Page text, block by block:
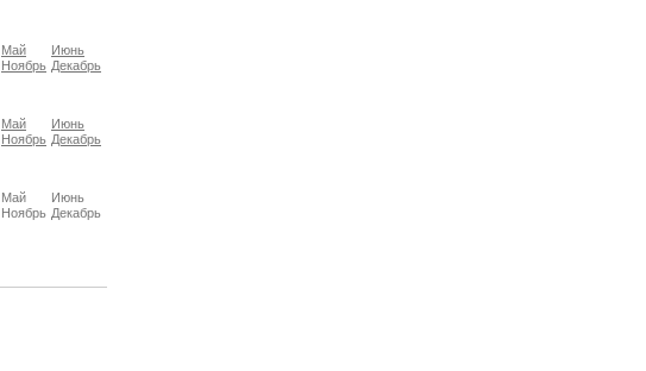
Май
Июнь
Ноябрь Декабрь
Май
Июнь
Ноябрь Декабрь
Май
Июнь
Ноябрь Декабрь